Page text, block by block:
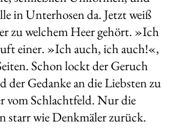
in Unterhosen da. Jetzt weiß
zu welchem Heer gehört. »Ich
einer. »Ich auch, ich auch!«,
Schon lockt der Geruch
der Gedanke an die Liebsten zu
vom Schlachtfeld. Nur die
starr wie Denkmäler zurück.